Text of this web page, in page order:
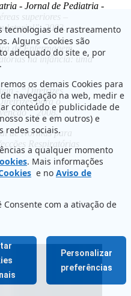
- Jornal de Pediatria -
superiores –
2003.
de Enfermagem
na infância: uma
- “Diretrizes
para o
2008.
de Normas para
Respiratórias
tecnologias de rastreamento
Alguns Cookies são
adequado do site e, por
os demais Cookies para
navegação na web, medir e
conteúdo e publicidade de
site e em outros) e
redes sociais.
a qualquer momento
. Mais informações
e no Aviso de
com a ativação de
Personalizar
preferências